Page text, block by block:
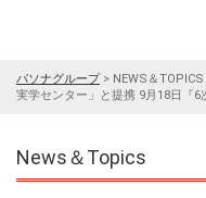
パソナグループ> NEWS＆TOPICS
実学センター」と提携 9月18日『
News＆Topics